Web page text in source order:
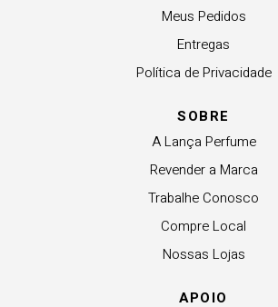
Meus Pedidos
Entregas
Política de Privacidade
SOBRE
A Lança Perfume
Revender a Marca
Trabalhe Conosco
Compre Local
Nossas Lojas
APOIO